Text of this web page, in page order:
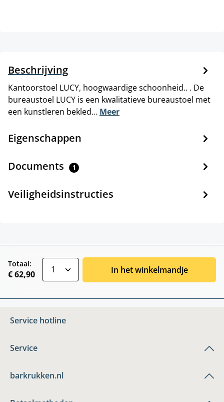
Beschrijving
Kantoorstoel LUCY, hoogwaardige schoonheid.. . De
bureaustoel LUCY is een kwalitatieve bureaustoel met
een kunstleren bekled… Meer
Eigenschappen
Documents 1
Veiligheidsinstructies
Totaal:
€ 62,90 In het winkelmandje
Service hotline
Service
barkrukken.nl